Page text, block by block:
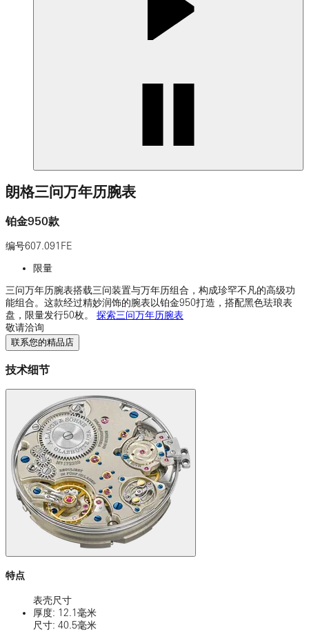
朗格三问万年历腕表
铂金950款
编号607.091FE
限量
三问万年历腕表搭载三问装置与万年历组合，构成珍罕不凡的高级功
能组合。这款经过精妙润饰的腕表以铂金950打造，搭配黑色珐琅表
盘，限量发行50枚。 探索三问万年历腕表
敬请洽询
联系您的精品店
技术细节
特点
表壳尺寸
厚度: 12.1毫米
尺寸: 40.5毫米